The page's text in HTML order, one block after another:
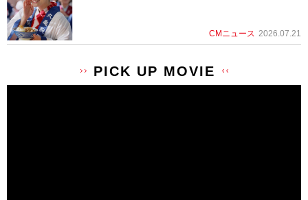
CMニュース 2026.07.21
PICK UP MOVIE